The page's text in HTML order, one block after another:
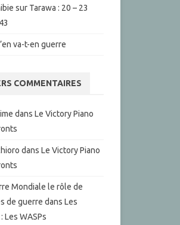
sur Tarawa : 20 – 23
va-t-en guerre
COMMENTAIRES
dans Le Victory Piano
dans Le Victory Piano
Mondiale le rôle de
de guerre dans Les
Les WASPs